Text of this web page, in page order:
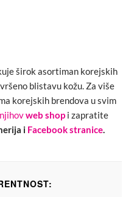
širok asortiman korejskih
blistavu kožu. Za više
korejskih brendova u svim
njihovweb shop i zapratite
i Facebook stranice.